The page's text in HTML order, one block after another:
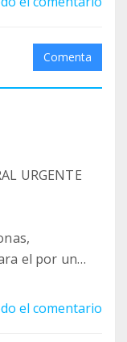
Comenta
URGENTE
el por un
Os
el comentario